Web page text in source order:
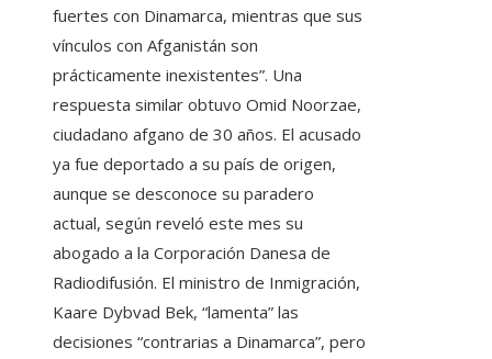
fuertes con Dinamarca, mientras que sus
vínculos con Afganistán son
prácticamente inexistentes”. Una
respuesta similar obtuvo Omid Noorzae,
ciudadano afgano de 30 años. El acusado
ya fue deportado a su país de origen,
aunque se desconoce su paradero
actual, según reveló este mes su
abogado a la Corporación Danesa de
Radiodifusión. El ministro de Inmigración,
Kaare Dybvad Bek, “lamenta” las
decisiones “contrarias a Dinamarca”, pero